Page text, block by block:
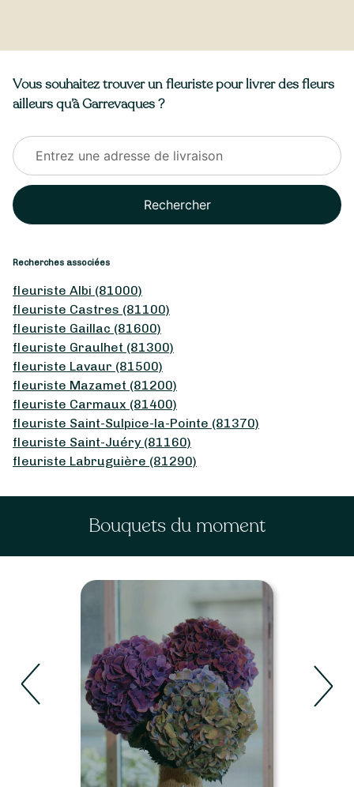
Vous souhaitez trouver un fleuriste pour livrer des fleurs
ailleurs qu’à Garrevaques ?
Rechercher
Recherches associées
fleuriste Albi (81000)
fleuriste Castres (81100)
fleuriste Gaillac (81600)
fleuriste Graulhet (81300)
fleuriste Lavaur (81500)
fleuriste Mazamet (81200)
fleuriste Carmaux (81400)
fleuriste Saint-Sulpice-la-Pointe (81370)
fleuriste Saint-Juéry (81160)
fleuriste Labruguière (81290)
Bouquets du moment